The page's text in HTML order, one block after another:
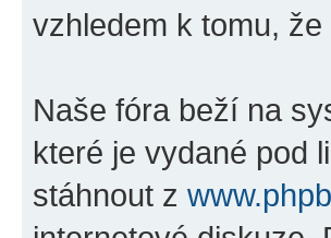
vzhledem k tomu,
Naše fóra beží na
které je vydané pod
stáhnout z